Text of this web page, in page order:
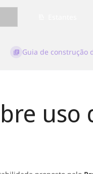
Guia de construção
uso